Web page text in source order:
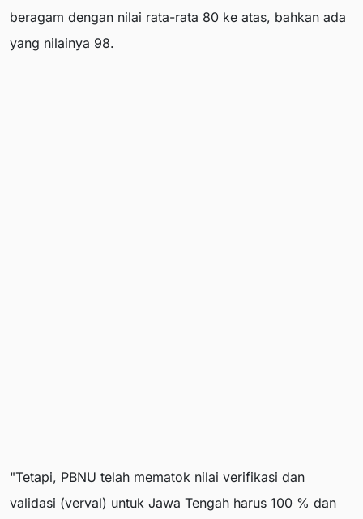
beragam dengan nilai rata-rata 80 ke atas, bahkan ada
yang nilainya 98.
"Tetapi, PBNU telah mematok nilai verifikasi dan
validasi (verval) untuk Jawa Tengah harus 100 % dan